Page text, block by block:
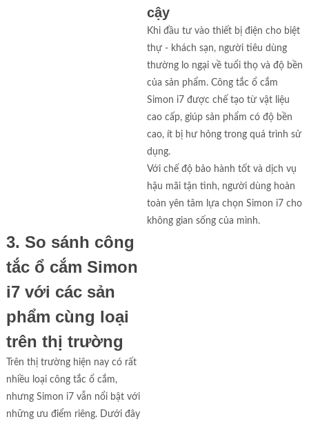
cậy
Khi đầu tư vào thiết bị điện cho biệt
thự - khách sạn, người tiêu dùng
thường lo ngại về tuổi thọ và độ bền
của sản phẩm. Công tắc ổ cắm
Simon i7 được chế tạo từ vật liệu
cao cấp, giúp sản phẩm có độ bền
cao, ít bị hư hỏng trong quá trình sử
dụng.
Với chế độ bảo hành tốt và dịch vụ
hậu mãi tận tình, người dùng hoàn
toàn yên tâm lựa chọn Simon i7 cho
không gian sống của mình.
3. So sánh công
tắc ổ cắm Simon
i7 với các sản
phẩm cùng loại
trên thị trường
Trên thị trường hiện nay có rất
nhiều loại công tắc ổ cắm,
nhưng Simon i7 vẫn nổi bật với
những ưu điểm riêng. Dưới đây